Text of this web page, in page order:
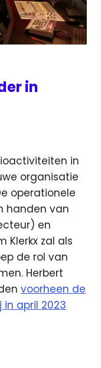
in
in
organisatie
operationele
handen van
en
Klerkx zal als
de rol van
Herbert
voorheen de
april 2023